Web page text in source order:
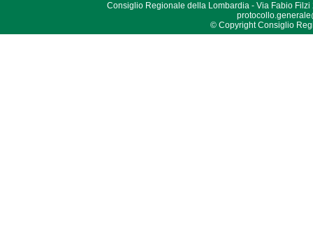
Consiglio Regionale della Lombardia - Via Fabio Filzi
© Copyright Consiglio